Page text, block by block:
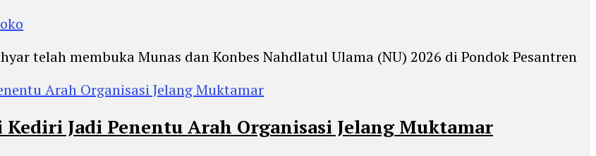
telah membuka Munas dan Konbes Nahdlatul Ulama (NU) 2026 di Pondok Pesantren
Kediri Jadi Penentu Arah Organisasi Jelang Muktamar